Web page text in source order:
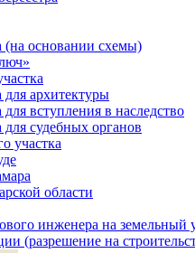
(на основании схемы)
для архитектуры
вступления в наследство
судебных органов
участка
области
инженера на земельный
(разрешение на